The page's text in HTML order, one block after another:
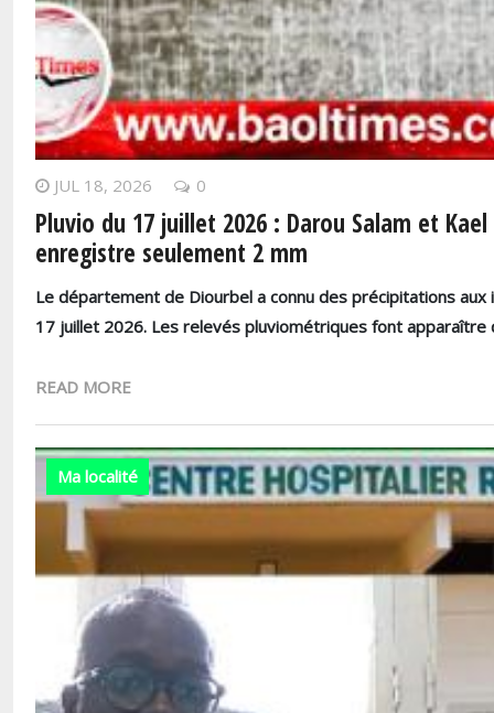
JUL 18, 2026 0
Pluvio du 17 juillet 2026 : Darou Salam et
enregistre seulement 2 mm
Le département de Diourbel a connu des précipitations
17 juillet 2026. Les relevés pluviométriques font
READ MORE
Ma localité